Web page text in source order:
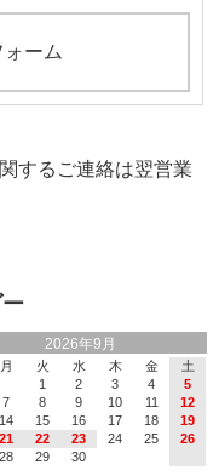
ーム
2026年9月
月 火 水 木 金
土
1
2 3 4
5
7 8 9 10 11
12
14 15 16 17 18
19
21 22 23 24 25
26
28 29 30
するご連絡は翌営業